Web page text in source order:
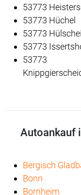
53773
53773 Hüchel
53773
53773
53773
Autoankauf
Bergisch
Bonn
Bornheim